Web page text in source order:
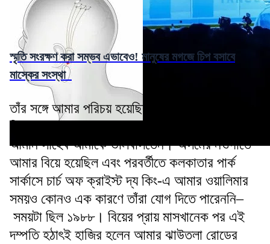
স্মৃতি সংরক্ষণ করা সম্ভব এভাবেও! মানুষের মগজে চিপ বসাবে
মাস্কের সংস্থা
তাঁর সঙ্গে আমার পরিচয় হয়েছিল যতদূর মনে পড়ে আমার
আমান সাহেব আমাকে ভালবাসতেন। অসমের নওগাঁতে
আমার বিয়ে হয়েছিল এবং পরবর্তীতে কলকাতার পার্ক
সার্কাসে চার্চ অফ ক্রাইস্ট দ্য কিং-এ আমার ওয়ালিমার
সময়ও কোনও এক কারণে তাঁরা যোগ দিতে পারেননি–
সময়টা ছিল ১৯৮৮। বিয়ের প্রায় মাসখানেক পর এই
দম্পতি হঠাৎই হাজির হলেন আমার ঝাউতলা রোডের